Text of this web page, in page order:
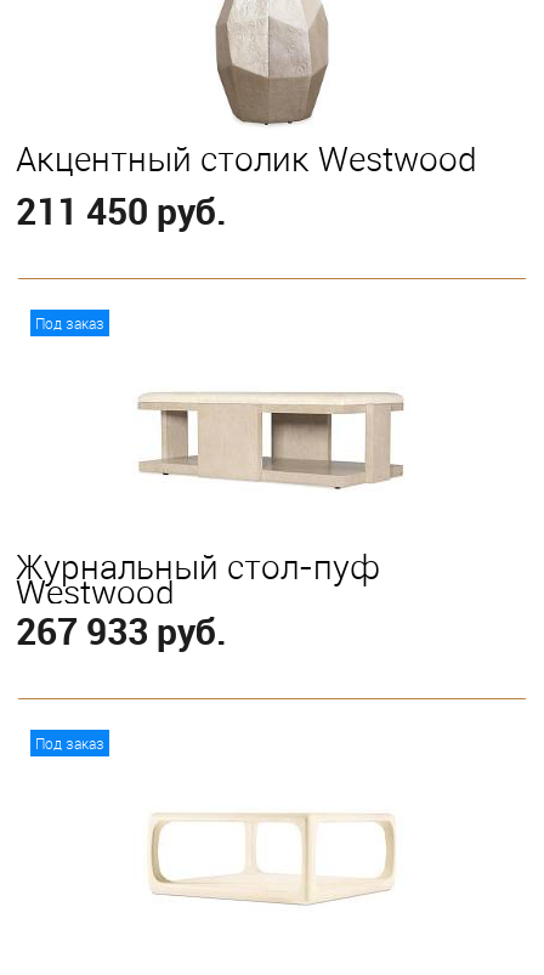
Акцентный столик Westwood
211 450 руб.
Под заказ
Журнальный стол-пуф
Westwood
267 933 руб.
Под заказ